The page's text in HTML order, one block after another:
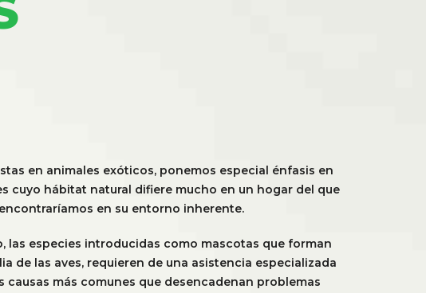
en animales exóticos, ponemos especial énfasis en
cuyo hábitat natural difiere mucho en un hogar del que
encontraríamos en su entorno inherente.
las especies introducidas como mascotas que forman
de las aves, requieren de una asistencia especializada
causas más comunes que desencadenan problemas